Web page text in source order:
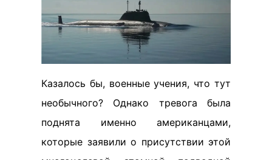
Казалось бы, военные учения, что тут
необычного? Однако тревога была
поднята именно американцами,
которые заявили о присутствии этой